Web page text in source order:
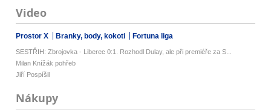
Video
Prostor X Branky, body, kokoti Fortuna liga
SESTŘIH: Zbrojovka - Liberec 0:1. Rozhodl Dulay, ale při premiéře za S...
Milan Knížák pohřeb
Jiří Pospíšil
Nákupy